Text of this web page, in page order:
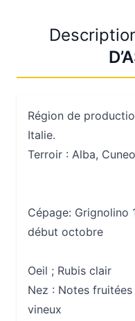
Région de
Italie.
Terroir : Alba,
Cépage: Grignolino
début octobre
Oeil ; Rubis clair
Nez : Notes
vineux